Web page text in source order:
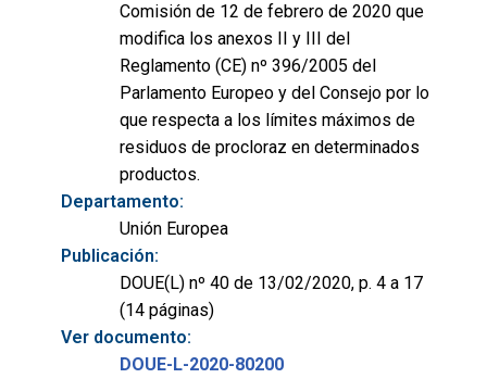
Comisión de 12 de febrero de 2020 que
modifica los anexos II y III del
Reglamento (CE) nº 396/2005 del
Parlamento Europeo y del Consejo por lo
que respecta a los límites máximos de
residuos de procloraz en determinados
productos.
Departamento:
Unión Europea
Publicación:
DOUE(L) nº 40 de 13/02/2020, p. 4 a 17
(14 páginas)
Ver documento:
DOUE-L-2020-80200